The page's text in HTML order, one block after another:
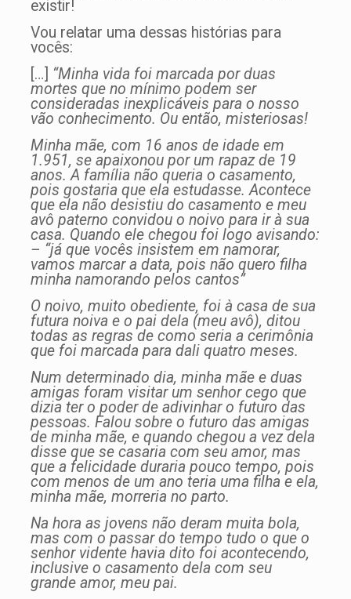
existir!
Vou relatar uma dessas histórias para
vocês:
[…] “Minha vida foi marcada por duas
mortes que no mínimo podem ser
consideradas inexplicáveis para o nosso
vão conhecimento. Ou então, misteriosas!
Minha mãe, com 16 anos de idade em
1.951, se apaixonou por um rapaz de 19
anos. A família não queria o casamento,
pois gostaria que ela estudasse. Acontece
que ela não desistiu do casamento e meu
avô paterno convidou o noivo para ir à sua
casa. Quando ele chegou foi logo avisando:
– “já que vocês insistem em namorar,
vamos marcar a data, pois não quero filha
minha namorando pelos cantos”
O noivo, muito obediente, foi à casa de sua
futura noiva e o pai dela (meu avô), ditou
todas as regras de como seria a cerimônia
que foi marcada para dali quatro meses.
Num determinado dia, minha mãe e duas
amigas foram visitar um senhor cego que
dizia ter o poder de adivinhar o futuro das
pessoas. Falou sobre o futuro das amigas
de minha mãe, e quando chegou a vez dela
disse que se casaria com seu amor, mas
que a felicidade duraria pouco tempo, pois
com menos de um ano teria uma filha e ela,
minha mãe, morreria no parto.
Na hora as jovens não deram muita bola,
mas com o passar do tempo tudo o que o
senhor vidente havia dito foi acontecendo,
inclusive o casamento dela com seu
grande amor, meu pai.